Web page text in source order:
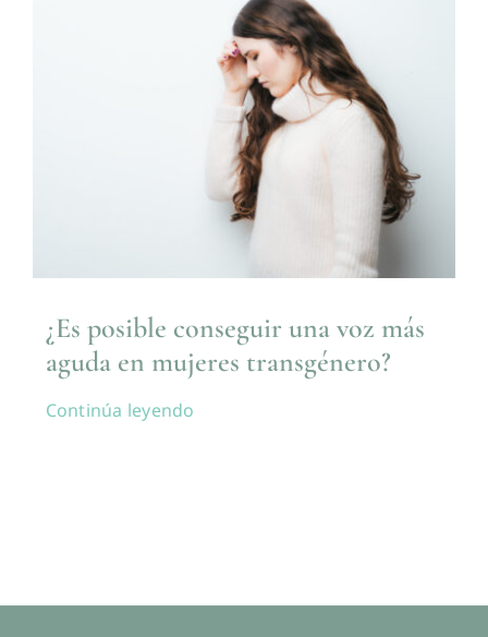
¿Es posible conseguir una voz más
aguda en mujeres transgénero?
Continúa leyendo